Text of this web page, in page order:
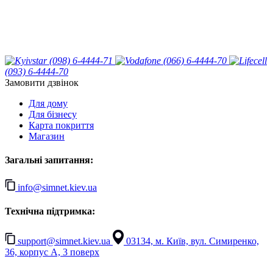
(098) 6-4444-71
(066) 6-4444-70
(093) 6-4444-70
Замовити дзвінок
Для дому
Для бізнесу
Карта покриття
Магазин
Загальні запитання:
info@simnet.kiev.ua
Технічна підтримка:
support@simnet.kiev.ua
03134, м. Київ, вул. Симиренко,
36, корпус А, 3 поверх